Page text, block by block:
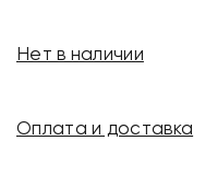
Нет в наличии
Оплата и доставка